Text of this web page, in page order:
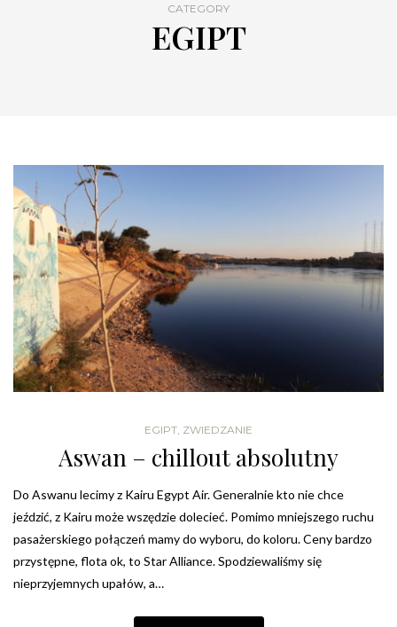
CATEGORY
EGIPT
EGIPT, ZWIEDZANIE
Aswan – chillout absolutny
Do Aswanu lecimy z Kairu Egypt Air. Generalnie kto nie chce
jeździć, z Kairu może wszędzie dolecieć. Pomimo mniejszego ruchu
pasażerskiego połączeń mamy do wyboru, do koloru. Ceny bardzo
przystępne, flota ok, to Star Alliance. Spodziewaliśmy się
nieprzyjemnych upałów, a…